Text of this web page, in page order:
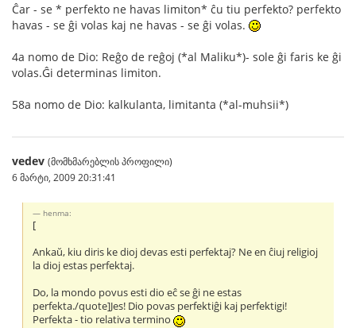
Ĉar - se * perfekto ne havas limiton* ĉu tiu perfekto? perfekto
havas - se ĝi volas kaj ne havas - se ĝi volas.
4a nomo de Dio: Reĝo de reĝoj (*al Maliku*)- sole ĝi faris ke ĝi
volas.Ĝi determinas limiton.
58a nomo de Dio: kalkulanta, limitanta (*al-muhsii*)
vedev (მომხმარებლის პროფილი)
6 მარტი, 2009 20:31:41
henma:
[
Ankaŭ, kiu diris ke dioj devas esti perfektaj? Ne en ĉiuj religioj
la dioj estas perfektaj.
Do, la mondo povus esti dio eĉ se ĝi ne estas
perfekta./quote]Jes! Dio povas perfektiĝi kaj perfektigi!
Perfekta - tio relativa termino